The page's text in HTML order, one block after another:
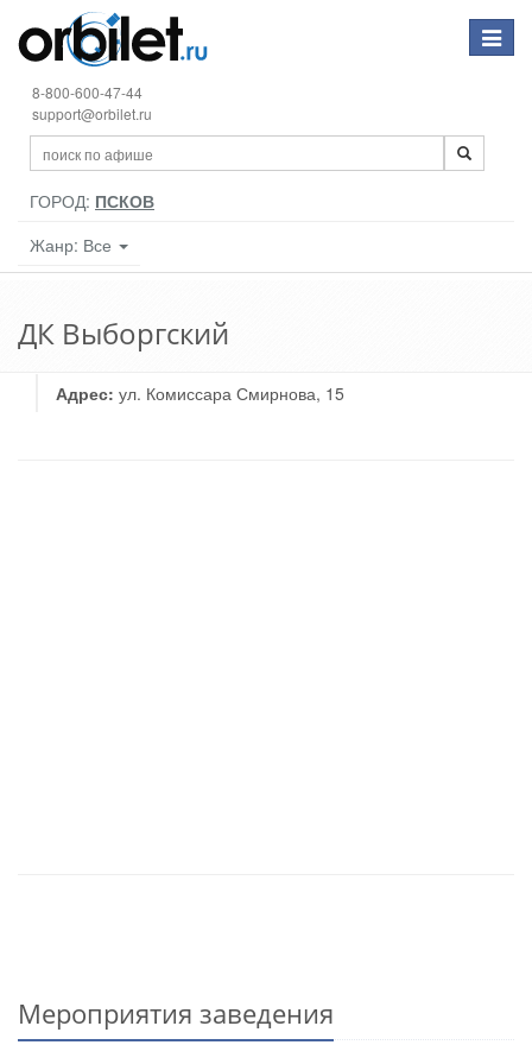
Toggle
8-800-600-47-44
support@orbilet.ru
ГОРОД: ПСКОВ
Жанр: Все
ДК Выборгский
Адрес: ул. Комиссара Смирнова, 15
Мероприятия заведения